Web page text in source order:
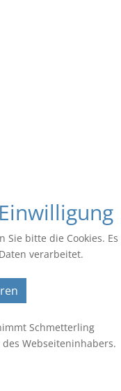
bitte die Cookies. Es
verarbeitet.
Schmetterling
Webseiteninhabers.